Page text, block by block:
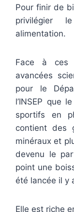
Pour finir de
privilégier
alimentation.
Face à ces
avancées
pour le
l’INSEP que
sportifs en
contient des
minéraux et
devenu le
point une
été lancée il y
Elle est riche